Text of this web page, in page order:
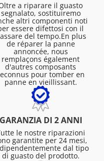
a riparare il guasto
segnalato, sostituiremo
altri componenti noti
essere difettosi con il
del tempo.En plus
de réparer la panne
annoncée, nous
remplaçons également
d'autres composants
pour tomber en
panne en vieillissant.
GARANZIA DI 2 ANNI
le nostre riparazioni
garantite per 24 mesi,
dal tipo
di guasto del prodotto.